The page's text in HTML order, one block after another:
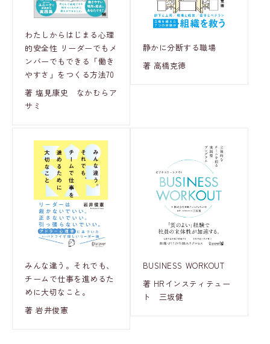
わたしからはじまる心理
的安全性 リーダーでもメ
ンバーでもできる「働き
やすさ」をつくる方法70
著 塩見康史 なかむらア
サミ
静かに分断する職場
著 高橋克徳
みんな違う。それでも、
チームで仕事を進めるた
めに大切なこと。
著 岩井俊憲
BUSINESS WORKOUT
著 HRインスティテュー
ト 三坂健